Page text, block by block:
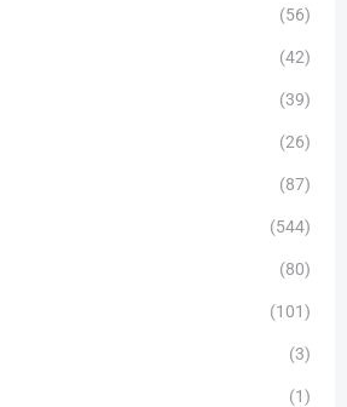
(56)
(42)
(39)
(26)
(87)
(544)
(80)
(101)
(3)
(1)